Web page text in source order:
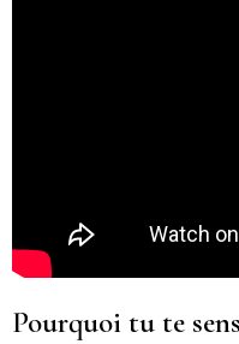
Pourquoi tu te